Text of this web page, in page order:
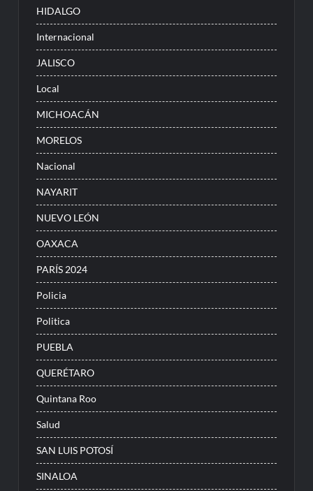
HIDALGO
Internacional
JALISCO
Local
MICHOACÁN
MORELOS
Nacional
NAYARIT
NUEVO LEÓN
OAXACA
PARÍS 2024
Policia
Politica
PUEBLA
QUERÉTARO
Quintana Roo
Salud
SAN LUIS POTOSÍ
SINALOA